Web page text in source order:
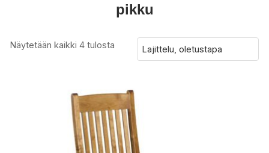
pikku
Näytetään kaikki 4 tulosta